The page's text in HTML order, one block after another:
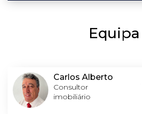
Equipa
Carlos Alberto
Consultor
imobiliário